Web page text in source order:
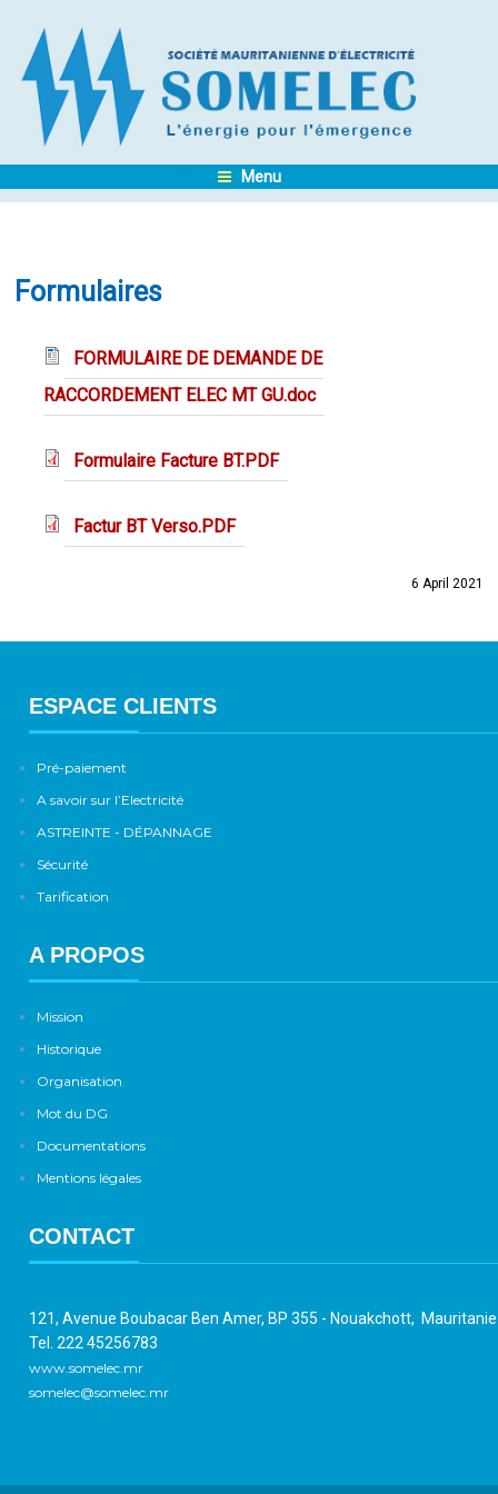
Menu
Formulaires
FORMULAIRE DE DEMANDE DE
RACCORDEMENT ELEC MT GU.doc
Formulaire Facture BT.PDF
Factur BT Verso.PDF
6 April 2021
ESPACE CLIENTS
Pré-paiement
A savoir sur l’Electricité
ASTREINTE - DÉPANNAGE
Sécurité
Tarification
A PROPOS
Mission
Historique
Organisation
Mot du DG
Documentations
Mentions légales
CONTACT
121, Avenue Boubacar Ben Amer, BP 355 - Nouakchott,
Tel. 222 45256783
www.somelec.mr
somelec@somelec.mr